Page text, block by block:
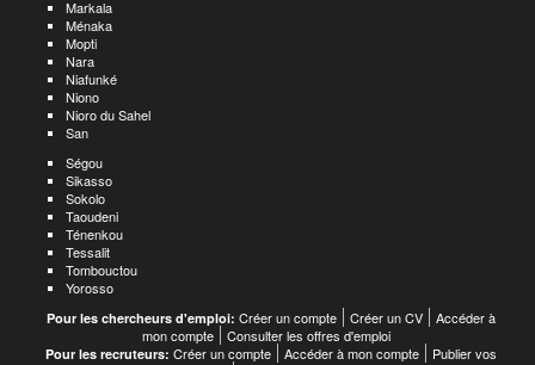
Markala
Ménaka
Mopti
Nara
Niafunké
Niono
Nioro du Sahel
San
Ségou
Sikasso
Sokolo
Taoudeni
Ténenkou
Tessalit
Tombouctou
Yorosso
Pour les chercheurs d'emploi: Créer un compte Créer un CV
Accéder à
mon compte
Consulter les offres d'emploi
Pour les recruteurs: Créer un compte Accéder à mon compte
Publier vos